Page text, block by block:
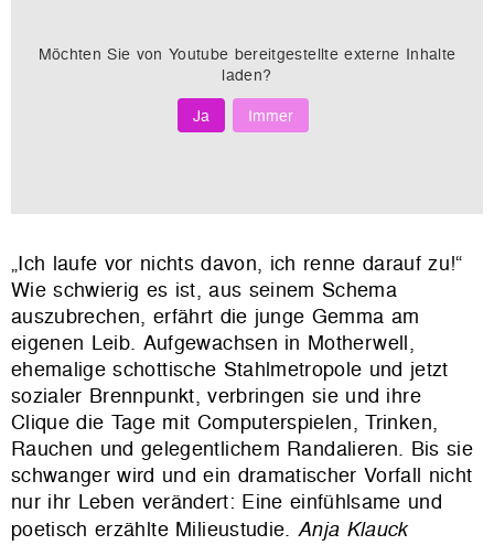
Möchten Sie von Youtube bereitgestellte externe Inhalte
laden?
Ja
Immer
„Ich laufe vor nichts davon, ich renne darauf zu!“
Wie schwierig es ist, aus seinem Schema
auszubrechen, erfährt die junge Gemma am
eigenen Leib. Aufgewachsen in Motherwell,
ehemalige schottische Stahlmetropole und jetzt
sozialer Brennpunkt, verbringen sie und ihre
Clique die Tage mit Computerspielen, Trinken,
Rauchen und gelegentlichem Randalieren. Bis sie
schwanger wird und ein dramatischer Vorfall nicht
nur ihr Leben verändert: Eine einfühlsame und
poetisch erzählte Milieustudie. Anja Klauck